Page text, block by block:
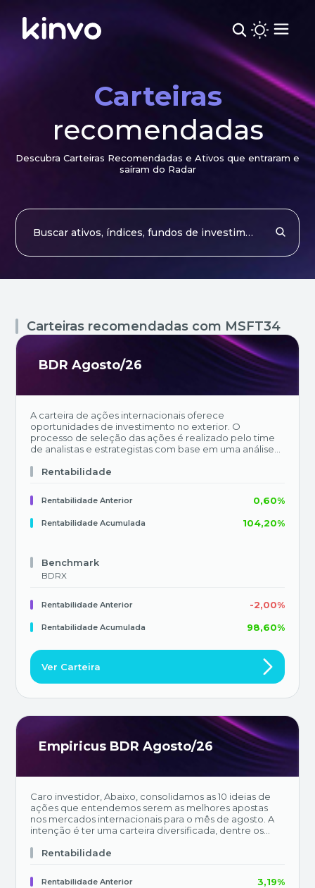
Carteiras
recomendadas
Descubra Carteiras Recomendadas e Ativos que entraram e
saíram do Radar
Carteiras recomendadas com MSFT34
BDR Agosto/26
A carteira de ações internacionais oferece
oportunidades de investimento no exterior. O
processo de seleção das ações é realizado pelo time
de analistas e estrategistas com base em uma análise
cenário econômico global. O objetivo da carteira é
Rentabilidade
Rentabilidade Anterior 0,60%
Rentabilidade Acumulada 104,20%
Benchmark
BDRX
Rentabilidade Anterior -2,00%
Rentabilidade Acumulada 98,60%
Ver Carteira
Empiricus BDR Agosto/26
Caro investidor, Abaixo, consolidamos as 10 ideias de
ações que entendemos serem as melhores apostas
nos mercados internacionais para o mês de agosto. A
intenção é ter uma carteira diversificada, dentre os
defensivos com outros mais cíclicos.
Rentabilidade
Rentabilidade Anterior 3,19%